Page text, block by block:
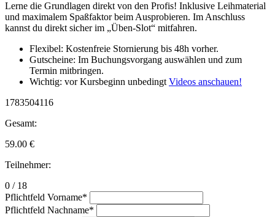
Lerne die Grundlagen direkt von den Profis! Inklusive Leihmaterial
und maximalem Spaßfaktor beim Ausprobieren. Im Anschluss
kannst du direkt sicher im „Üben-Slot“ mitfahren.
Flexibel: Kostenfreie Stornierung bis 48h vorher.
Gutscheine: Im Buchungsvorgang auswählen und zum
Termin mitbringen.
Wichtig: vor Kursbeginn unbedingt Videos anschauen!
1783504116
Gesamt:
59.00 €
Teilnehmer:
0 / 18
Pflichtfeld Vorname*
Pflichtfeld Nachname*